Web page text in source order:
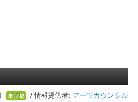
東京都 / 情報提供者: アーツカウンシル